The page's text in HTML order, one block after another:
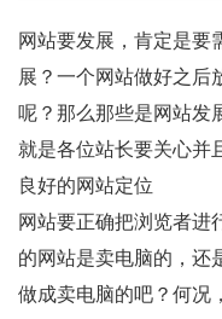
网站要发展，肯定是要
展？一个网站做好之后
呢？那么那些是网站发
就是各位站长要关心并
良好的网站定位
网站要正确把浏览者进
的网站是卖电脑的，还
做成卖电脑的吧？何况